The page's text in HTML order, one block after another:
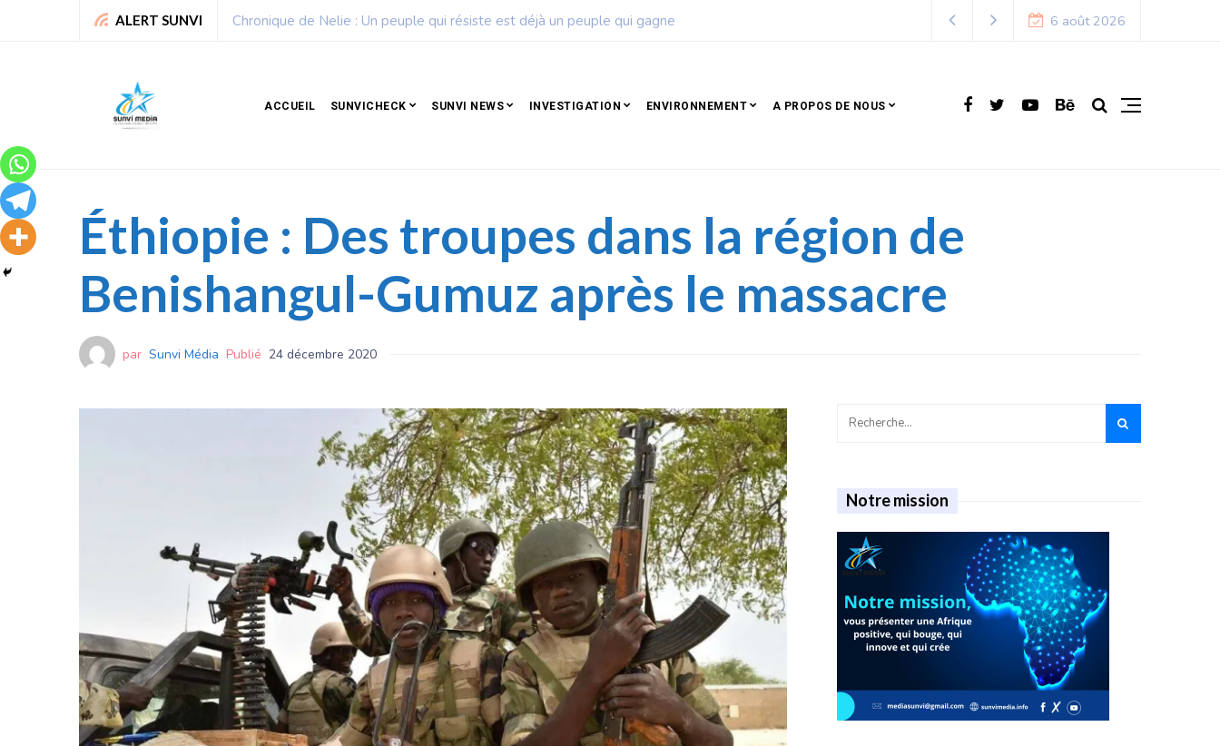
ALERT SUNVI Sport : La Fédération béninoise de football dévoile son calendrier de la saison 2026 – 2027 6 août 2026
ACCUEIL SUNVICHECK SUNVI NEWS INVESTIGATION ENVIRONNEMENT A PROPOS DE NOUS
Éthiopie : Des troupes dans la région de
Benishangul-Gumuz après le massacre
par Sunvi Média Publié 24 décembre 2020
Notre mission